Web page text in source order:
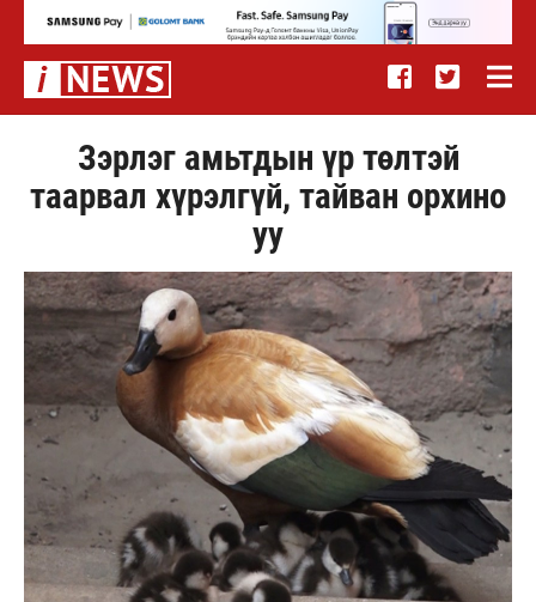
Зэрлэг амьтдын үр төлтэй
таарвал хүрэлгүй, тайван орхино
уу